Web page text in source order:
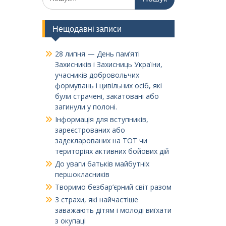
Нещодавні записи
28 липня — День пам’яті
Захисників і Захисниць України,
учасників добровольчих
формувань і цивільних осіб, які
були страчені, закатовані або
загинули у полоні.
Інформація для вступників,
зареєстрованих або
задекларованих на ТОТ чи
територіях активних бойових дій
До уваги батьків майбутніх
першокласників
Творимо безбар’єрний світ разом
3 страхи, які найчастіше
заважають дітям і молоді виїхати
з окупаці